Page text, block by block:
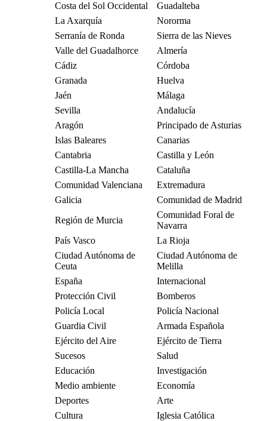
Costa del Sol Occidental
Guadalteba
La Axarquía
Nororma
Serranía de Ronda
Sierra de las Nieves
Valle del Guadalhorce
Almería
Cádiz
Córdoba
Granada
Huelva
Jaén
Málaga
Sevilla
Andalucía
Aragón
Principado de Asturias
Islas Baleares
Canarias
Cantabria
Castilla y León
Castilla-La Mancha
Cataluña
Comunidad Valenciana
Extremadura
Galicia
Comunidad de Madrid
Región de Murcia
Comunidad Foral de
Navarra
País Vasco
La Rioja
Ciudad Autónoma de
Ceuta
Ciudad Autónoma de
Melilla
España
Internacional
Protección Civil
Bomberos
Policía Local
Policía Nacional
Guardia Civil
Armada Española
Ejército del Aire
Ejército de Tierra
Sucesos
Salud
Educación
Investigación
Medio ambiente
Economía
Deportes
Arte
Cultura
Iglesia Católica